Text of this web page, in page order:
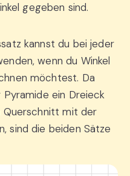
gegeben sind.
kannst du bei jeder
wenn du Winkel
möchtest. Da
ein Dreieck
Querschnitt mit der
sind die beiden Sätze